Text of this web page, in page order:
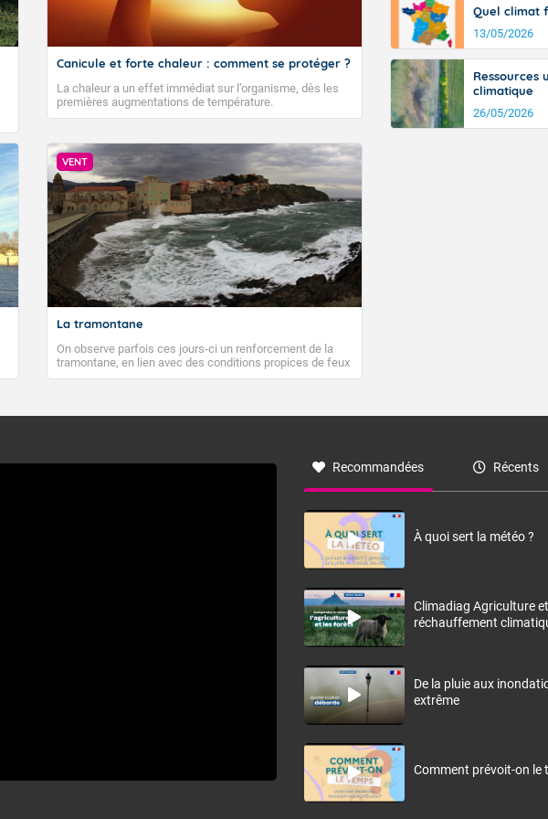
Canicule et forte chaleur : comment se protéger ?
La chaleur a un effet immédiat sur l’organisme, dès les
premières augmentations de température.
VENT
La tramontane
On observe parfois ces jours-ci un renforcement de la
tramontane, en lien avec des conditions propices de feux
de forêt. Mais qu'est-ce que la tramontane ? Quelles sont
à nord-ouest, dans un secteur qui part du Roussillon à la
monts, en allusion aux régions montagneuses d’où
Quel climat
13/05/2026
Ressources
climatique
26/05/2026
Recommandées Récents
À quoi sert la météo ?
Climadiag Agriculture
réchauffement
De la pluie aux
extrême
Comment prévoit-on le